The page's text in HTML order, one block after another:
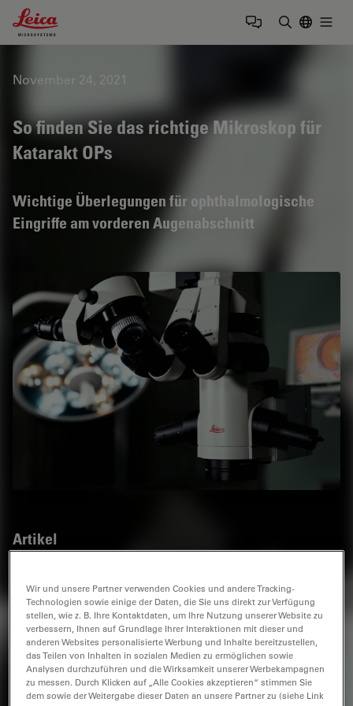
Leica Microsystems Logo
November 24, 2021
So finden Sie das richtige Mikroskop für
Katarakt OPs
Wichtige Überlegungen für ophthalmologische
Eingriffe am vorderen Augenabschnitt
Artikel
Autoren
Corporate Communications 1 Claudia Müller
1 Leica Microsystems
Wir und unsere Partner verwenden Cookies und andere Tracking-
Technologien sowie einige der Daten, die Sie uns direkt zur Verfügung
stellen, wie z. B. Ihre Kontaktdaten, um Ihre Nutzung unserer Website zu
verbessern, Ihnen auf Grundlage Ihrer Interaktionen mit dieser und
anderen Websites personalisierte Werbung und Inhalte bereitzustellen,
das Teilen von Inhalten in sozialen Medien zu ermöglichen sowie
Analysen durchzuführen und die Wirksamkeit unserer Werbekampagnen
zu messen. Durch Klicken auf „Alle Cookies akzeptieren“ stimmen Sie
dem sowie der Weitergabe dieser Daten an unsere Partner zu (siehe Link